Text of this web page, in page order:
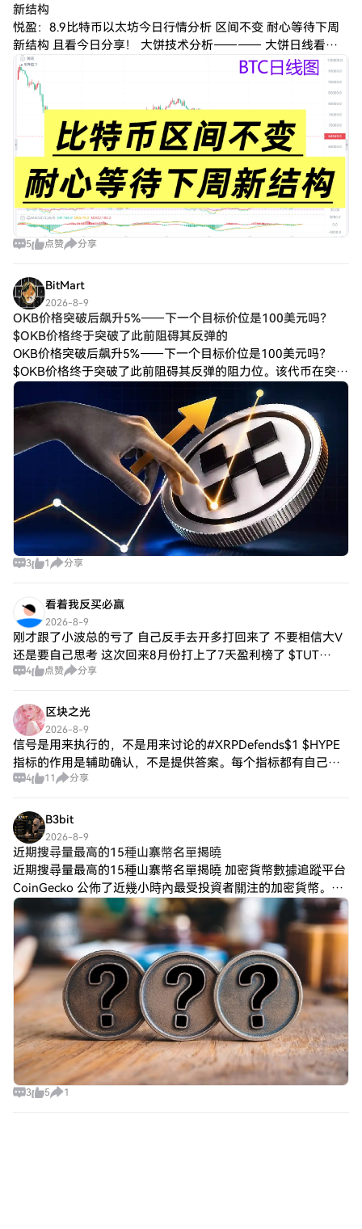
新结构
悦盈：8.9比特币以太坊今日行情分析 区间不变 耐心等待下周
新结构 且看今日分享！ 大饼技术分析———— 大饼日线看前K
收十字阳线虚破65000一带回撤，日内开盘保持高位窄幅震荡
盘整。布林带走平状态短
5 点赞 分享
BitMart
2026-8-9
OKB价格突破后飙升5%——下一个目标价位是100美元吗？
$OKB价格终于突破了此前阻碍其反弹的
OKB价格突破后飙升5%——下一个目标价位是100美元吗？
$OKB价格终于突破了此前阻碍其反弹的阻力位。该代币在突破
持续数周的上升三角形形态后，价格上涨超过5%，100美元大
关近在咫尺。但更大的考验
3 1 分享
看着我反买必赢
2026-8-9
刚才跟了小波总的亏了 自己反手去开多打回来了 不要相信大V
还是要自己思考 这次回来8月份打上了7天盈利榜了 $TUT
$ETH 继续休息 有机会再进去 还在跑高速 {future}(ETHUSDT)
4 点赞 分享
区块之光
2026-8-9
信号是用来执行的，不是用来讨论的#XRPDefends$1 $HYPE
指标的作用是辅助确认，不是提供答案。每个指标都有自己的
视角，但市场不会因为某个指标说了什么就按它走。把几个逻
4 11 分享
B3bit
2026-8-9
近期搜尋量最高的15種山寨幣名單揭曉
近期搜尋量最高的15種山寨幣名單揭曉 加密貨幣數據追蹤平台
CoinGecko 公佈了近幾小時內最受投資者關注的加密貨幣。根
據該平台過去三小時的搜尋數據，Tutorial（$TUT）位居熱門
加密貨幣榜
3 5 1